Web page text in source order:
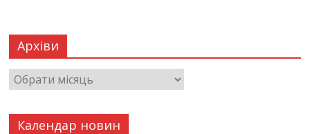
Архіви
Календар новин